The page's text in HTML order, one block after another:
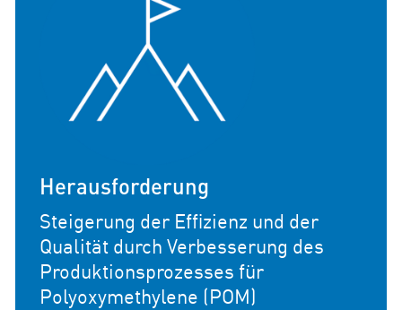
Herausforderung
Steigerung der Effizienz und der
Qualität durch Verbesserung des
Produktionsprozesses für
Polyoxymethylene (POM)